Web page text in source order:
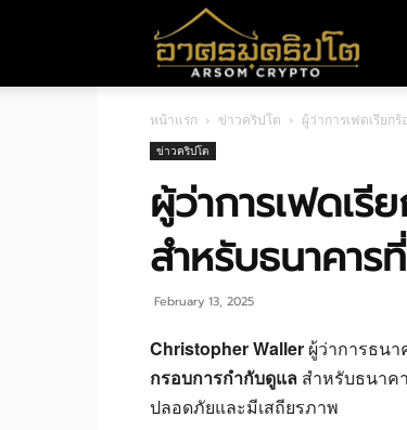
ศร
มค
ปโต
หน้าแรก ข่าวคริปโต ผู้ว่าการเฟดเรียก
ข่าวคริปโต
ผู้ว่าการเฟดเรี
สำหรับธนาคา
February 13, 2025
Christopher Waller ผู้ว่าการธนา
กรอบการกำกับดูแล สำหรับธนาค
ปลอดภัยและมีเสถียรภาพ